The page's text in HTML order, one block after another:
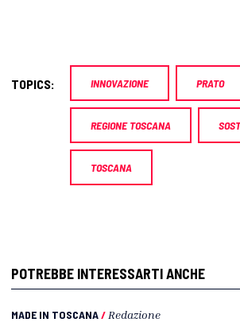
TOPICS: INNOVAZIONE PRATO
REGIONE TOSCANA
TOSCANA
POTREBBE INTERESSARTI ANCHE
MADE IN TOSCANA/ Redazione